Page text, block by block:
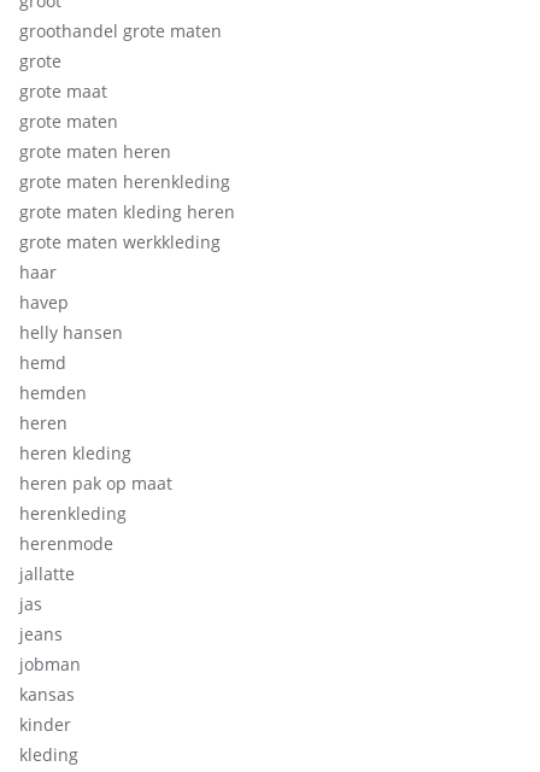
groothandel grote maten
grote
grote maat
grote maten
grote maten heren
grote maten herenkleding
grote maten kleding heren
grote maten werkkleding
haar
havep
helly hansen
hemd
hemden
heren
heren kleding
heren pak op maat
herenkleding
herenmode
jallatte
jas
jeans
jobman
kansas
kinder
kleding